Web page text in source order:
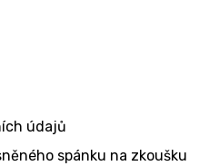
údajů
spánku na zkoušku